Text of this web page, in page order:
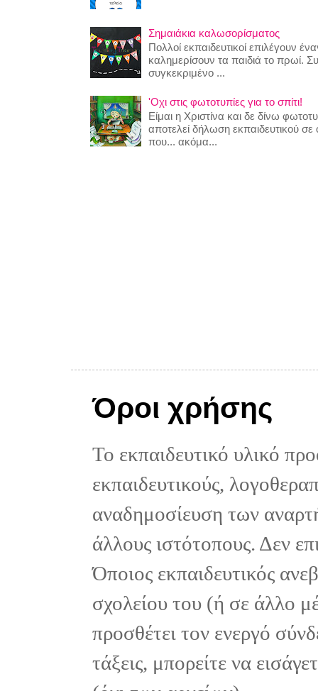
Σημαιάκια καλωσορίσματος
Πολλοί εκπαιδευτικοί επιλέγουν
καλημερίσουν τα παιδιά το πρωί.
συγκεκριμένο ...
'Οχι στις φωτοτυπίες για το σπίτι!
Είμαι η Χριστίνα και δε δίνω
αποτελεί δήλωση εκπαιδευτικού
που... ακόμα...
Όροι χρήσης
Το εκπαιδευτικό υλικό
εκπαιδευτικούς,
αναδημοσίευση των
άλλους ιστότοπους. Δεν
Όποιος εκπαιδευτικός
σχολείου του (ή σε άλλο
προσθέτει τον ενεργό
τάξεις, μπορείτε να